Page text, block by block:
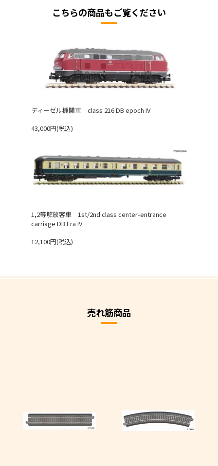
こちらの商品もご覧ください
ディーゼル機関車 class 216 DB epoch IV
43,000円(税込)
1,2等解放客車 1st/2nd class center-entrance
carriage DB Era IV
12,100円(税込)
売れ筋商品